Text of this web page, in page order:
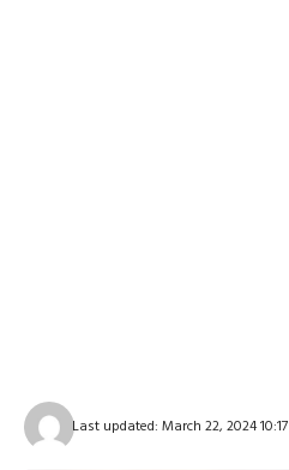
Last updated: March 22, 2024 10:17